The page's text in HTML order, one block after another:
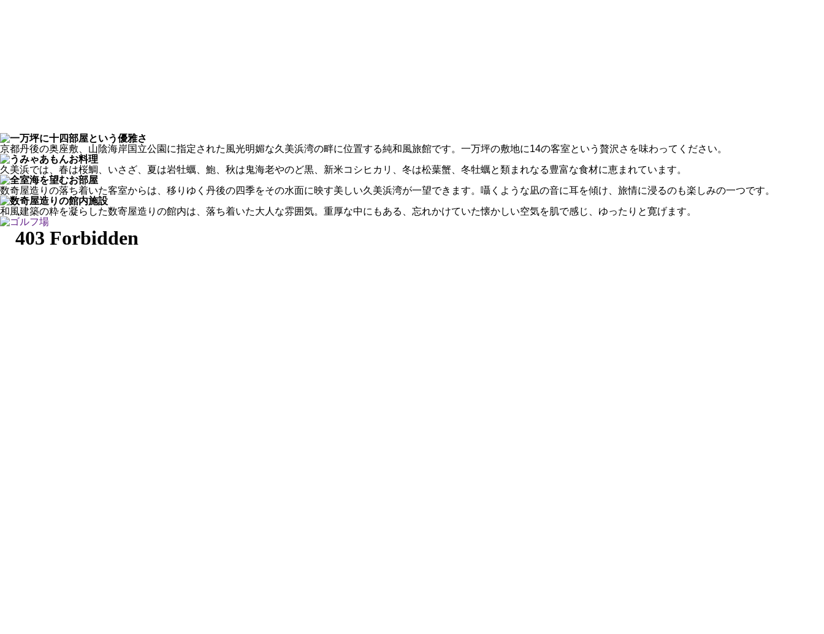
京都丹後の奥座敷、山陰海岸国立公園に指定された風光明媚な久美浜湾の畔に位置する純和風旅館です。一万坪の敷地に14の客室という贅沢さを味わってください。
久美浜では、春は桜鯛、いさざ、夏は岩牡蠣、鮑、秋は鬼海老やのど黒、新米コシヒカリ、冬は松葉蟹、冬牡蠣と類まれなる豊富な食材に恵まれています。
数奇屋造りの落ち着いた客室からは、移りゆく丹後の四季をその水面に映す美しい久美浜湾が一望できます。囁くような凪の音に耳を傾け、旅情に浸るのも楽しみの一つです。
和風建築の粋を凝らした数寄屋造りの館内は、落ち着いた大人な雰囲気。重厚な中にもある、忘れかけていた懐かしい空気を肌で感じ、ゆったりと寛げます。